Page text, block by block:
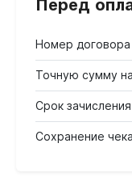
Перед
Номер договора
Точную сумму
Срок
Сохранение